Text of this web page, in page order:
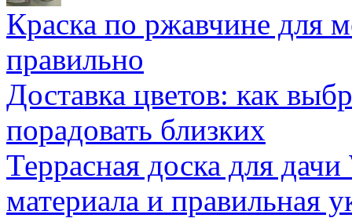
Краска по ржавчине для
правильно
Доставка цветов: как
порадовать близких
Террасная доска для
материала и правильная